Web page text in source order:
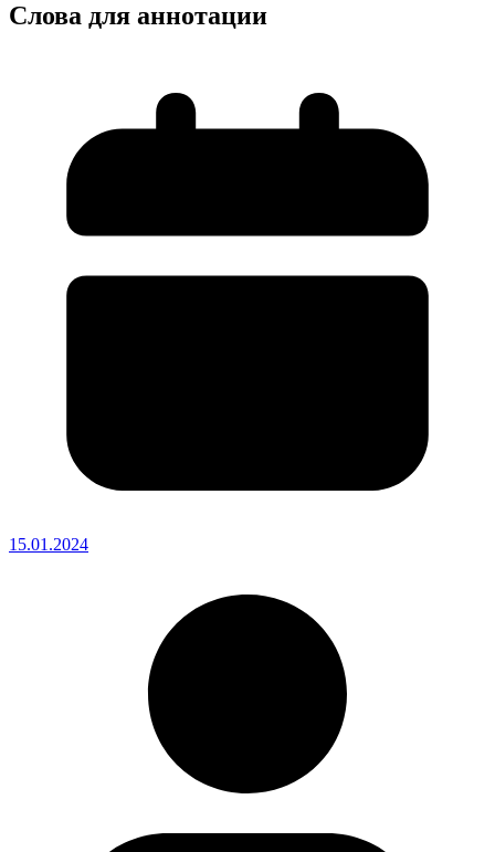
Слова для аннотации
15.01.2024